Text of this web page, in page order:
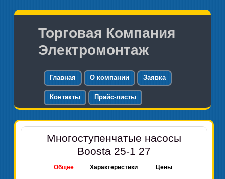
Торговая Компания
Электромонтаж
Главная О компании Заявка
Контакты Прайс-листы
Многоступенчатые насосы
Boosta 25-1 27
Общее Характеристики Цены